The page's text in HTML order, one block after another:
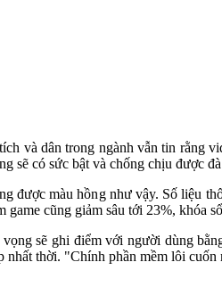
và dân trong ngành vẫn tin rằng
sẽ có sức bật và chống chịu được
được màu hồng như vậy. Số liệu
game cũng giảm sâu tới 23%, khóa
sẽ ghi điểm với người dùng
nhất thời. "Chính phần mềm lôi